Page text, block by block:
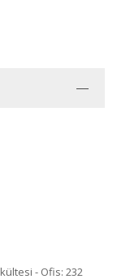
- Ofis: 232